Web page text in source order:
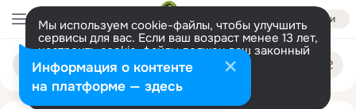
Войти
Мы используем cookie-файлы, чтобы улучшить
сервисы для вас. Если ваш возраст менее 13 лет,
настроить cookie-файлы должен ваш законный
представитель. Больше информации
Разрешить все Настроить
Поиск
людям
alla nikiforova
Информация о контенте
на платформе — здесь